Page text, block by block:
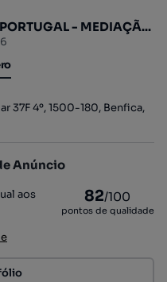
- MEDIAÇÃ...
37F 4º, 1500-180, Benfica,
Anúncio
aos
82/100
pontos de qualidade